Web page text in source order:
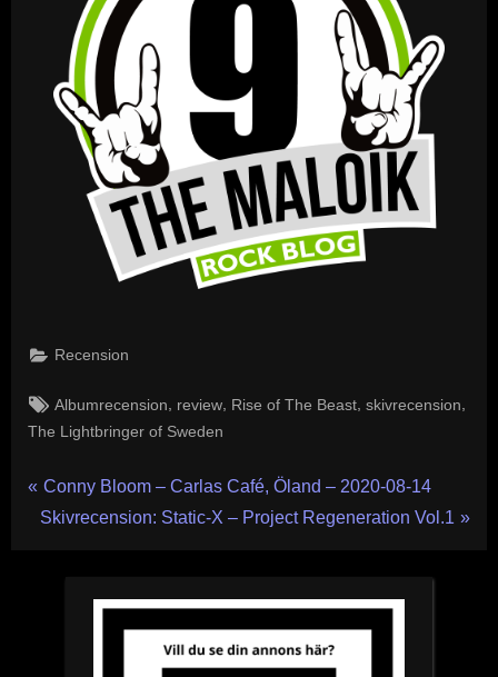
Recension
Tags:
Albumrecension review Rise of The Beast ,skivrecension
The Lightbringer of Sweden
P
r
Conny Bloom – Carlas Café, Öland – 2020-08-14
N
Skivrecension: Static-X – Project Regeneration Vol.1